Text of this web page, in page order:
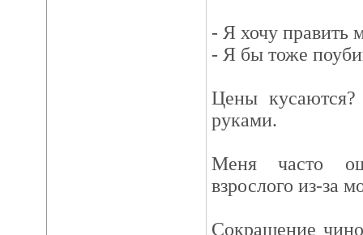
- Я хочу править
- Я бы тоже
Цены
руками.
Меня часто
взрослого из-за
Сокращение